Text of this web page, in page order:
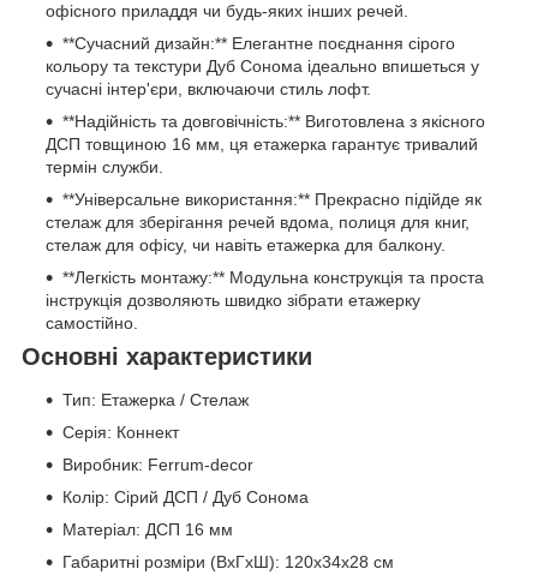
офісного приладдя чи будь-яких інших речей.
**Сучасний дизайн:** Елегантне поєднання сірого
кольору та текстури Дуб Сонома ідеально впишеться у
сучасні інтер'єри, включаючи стиль лофт.
**Надійність та довговічність:** Виготовлена з якісного
ДСП товщиною 16 мм, ця етажерка гарантує тривалий
термін служби.
**Універсальне використання:** Прекрасно підійде як
стелаж для зберігання речей вдома, полиця для книг,
стелаж для офісу, чи навіть етажерка для балкону.
**Легкість монтажу:** Модульна конструкція та проста
інструкція дозволяють швидко зібрати етажерку
самостійно.
Основні характеристики
Тип: Етажерка / Стелаж
Серія: Коннект
Виробник: Ferrum-decor
Колір: Сірий ДСП / Дуб Сонома
Матеріал: ДСП 16 мм
Габаритні розміри (ВxГxШ): 120x34x28 см